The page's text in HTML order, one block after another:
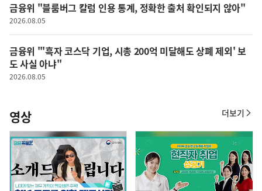
금융위 "블룸버그 칼럼 인용 통계, 정확한 출처 확인되지 않아"
2026.08.05
금융위 "'흑자 코스닥 기업, 시총 200억 미달해도 상폐 제외' 보
도 사실 아냐"
2026.08.05
영상 더보기